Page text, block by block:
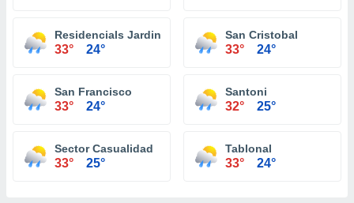
Residencials Jardines De Aguada
33° 24°
San Cristobal
33° 24°
San Francisco
33° 24°
Santoni
32° 25°
Sector Casualidad
33° 25°
Tablonal
33° 24°